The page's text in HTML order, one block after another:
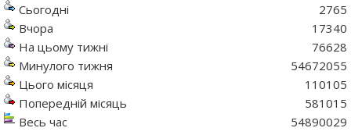
Сьогодні
Вчора
На цьому тижні
Минулого тижня
Цього місяця
Попередній місяць
Весь час
2765
17340
76628
54672055
110105
581015
54890029